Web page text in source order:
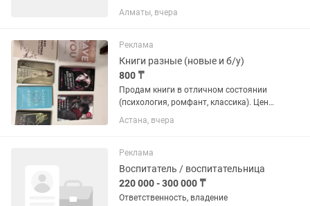
целеустремленных людей, уверенных в
своих силах, присоединиться к нашей
Coffee & Wine" в Алматы. Мы ищем тех,
кто...
Алматы, вчера
Реклама
Книги разные (новые и б/у)
800 ₸
Продам книги в отличном состоянии
(психология, ромфант, классика). Цены
и статус (новое/б-у) указаны на фото.
На опт или при покупке нескольких
Астана, вчера
Реклама
Воспитатель / воспитательница
220 000 - 300 000 ₸
Ответственность, владение